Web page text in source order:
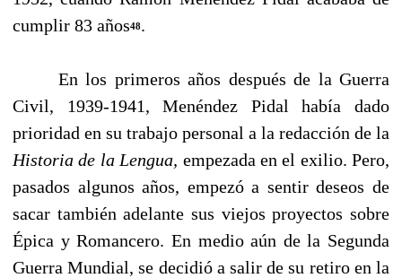
cumplir 83 años48.
En los primeros años después de la Guerra
Civil, 1939-1941, Menéndez Pidal había dado
prioridad en su trabajo personal a la redacción de la
Historia de la Lengua, empezada en el exi­lio. Pero,
pasados algunos años, empezó a sentir deseos de
sacar también adelante sus viejos pro­yectos sobre
Épica y Romancero. En medio aún de la Segunda
Guerra Mundial, se decidió a sa­lir de su retiro en la